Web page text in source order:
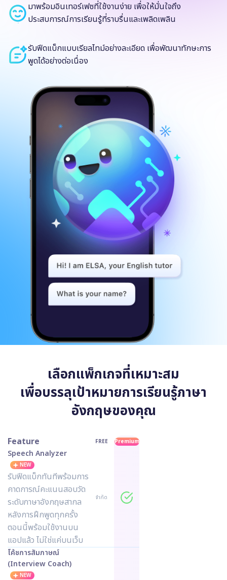
มาพร้อมอินเทอร์เฟซที่ใช้งานง่าย เพื่อให้มั่นใจถึง
ประสบการณ์การเรียนรู้ที่ราบรื่นและเพลิดเพลิน
รับฟีดแบ็กแบบเรียลไทม์อย่างละเอียด เพื่อพัฒนาทักษะการ
พูดได้อย่างต่อเนื่อง
เลือกแพ็กเกจที่เหมาะสม
เพื่อบรรลุเป้าหมายการเรียนรู้ภาษา
อังกฤษของคุณ
Feature FREE Premium
Speech Analyzer
NEW
รับฟีดแบ็กทันทีพร้อมการ
คาดการณ์คะแนนสอบวัด
ระดับภาษาอังกฤษสากล
หลังการฝึกพูดทุกครั้ง
ตอนนี้พร้อมใช้งานบน
แอปแล้ว ไม่ใช่แค่บนเว็บ
จำกัด
โค้ชการสัมภาษณ์
(Interview Coach)
NEW